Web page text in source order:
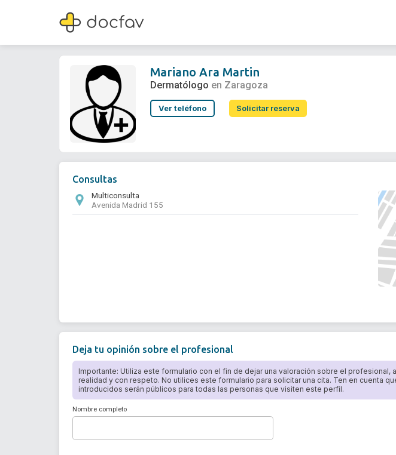
Mariano Ara Martin
Dermatólogo
Mariano Ara Martin
Dermatólogo en Zaragoza
Ver teléfono Solicitar reserva
Consultas
Multiconsulta
Avenida Madrid 155
Deja tu opinión sobre el profesional
Importante: Utiliza este formulario con el fin de dejar una valoración sobre el profesional,
realidad y con respeto. No utilices este formulario para solicitar una cita. Ten en cuenta
introducidos serán públicos para todas las personas que visiten este perfil.
Nombre completo